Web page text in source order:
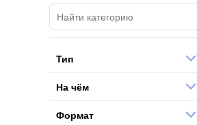
Тип
На чём
Формат